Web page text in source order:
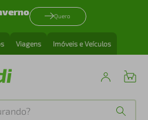
Quero
Viagens Imóveis e Veículos